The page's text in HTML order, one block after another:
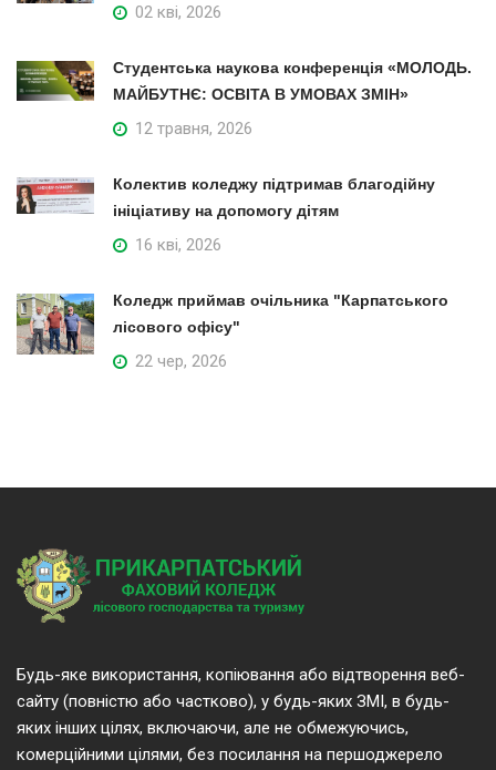
02 кві, 2026
Студентська наукова конференція «МОЛОДЬ.
МАЙБУТНЄ: ОСВІТА В УМОВАХ ЗМІН»
12 травня, 2026
Колектив коледжу підтримав благодійну
ініціативу на допомогу дітям
16 кві, 2026
Коледж приймав очільника "Карпатського
лісового офісу"
22 чер, 2026
Будь-яке використання, копіювання або відтворення веб-
сайту (повністю або частково), у будь-яких ЗМІ, в будь-
яких інших цілях, включаючи, але не обмежуючись,
комерційними цілями, без посилання на першоджерело